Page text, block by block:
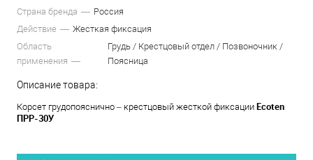
Страна бренда
Россия
Действие
Жесткая фиксация
Область
применения
Грудь / Крестцовый отдел / Позвоночник /
Поясница
Описание товара:
Корсет грудопояснично – крестцовый жесткой фиксации Ecoten
ПРР-30У